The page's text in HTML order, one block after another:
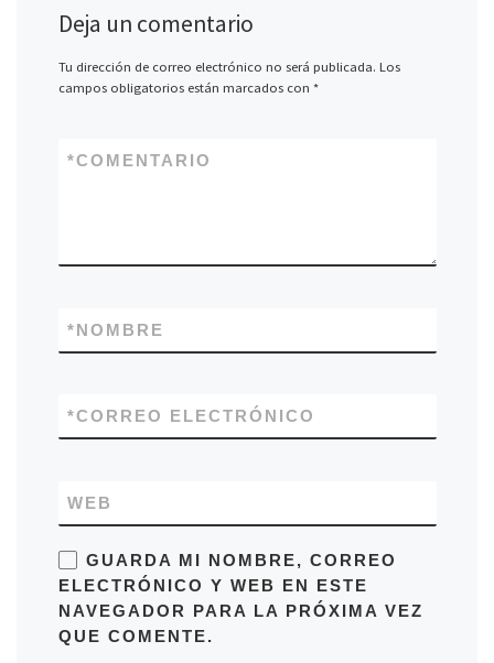
Deja un comentario
Tu dirección de correo electrónico no será publicada. Los
campos obligatorios están marcados con *
COMENTARIO
*
NOMBRE
*
CORREO ELECTRÓNICO
*
WEB
GUARDA MI NOMBRE, CORREO
ELECTRÓNICO Y WEB EN ESTE
NAVEGADOR PARA LA PRÓXIMA VEZ
QUE COMENTE.